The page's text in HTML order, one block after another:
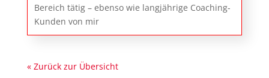
Bereich tätig – ebenso wie langjährige Coaching-
Kunden von mir
« Zurück zur Übersicht